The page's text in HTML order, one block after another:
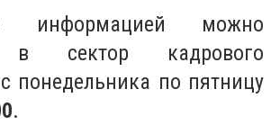
информацией можно
в сектор кадрового
понедельника по пятницу
.